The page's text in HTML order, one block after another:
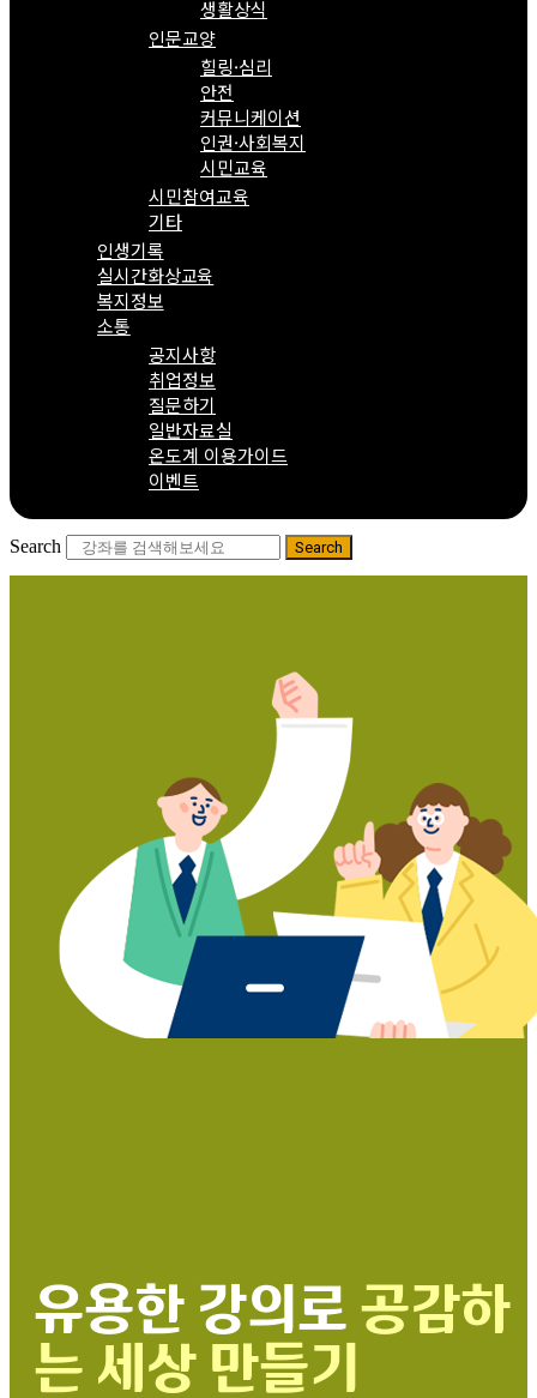
생활상식
인문교양
힐링·심리
안전
커뮤니케이션
인권·사회복지
시민교육
시민참여교육
기타
인생기록
실시간화상교육
복지정보
소통
공지사항
취업정보
질문하기
일반자료실
온도계 이용가이드
이벤트
Search Search
유용한 강의로 공감하
는 세상 만들기